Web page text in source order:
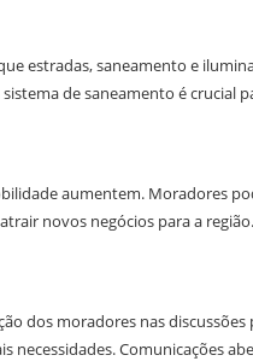
estradas, saneamento e
de saneamento é crucial
aumentem. Moradores
novos negócios para a região.
dos moradores nas
Comunicações